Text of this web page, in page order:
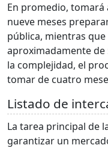
En promedio,
nueve meses
pública, mientras
aproximadamente de
la complejidad, el
tomar de cuatro
Listado de
La tarea principal de
garantizar un